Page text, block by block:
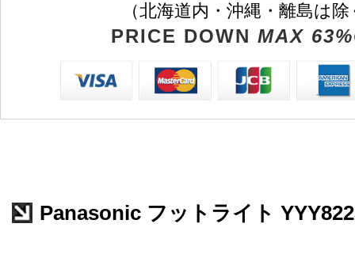
（北海道内・沖縄・離島は
PRICE DOWN MAX
Panasonic フットライト